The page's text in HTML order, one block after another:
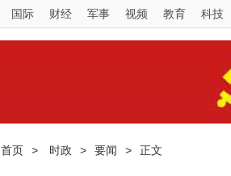
国际 财经 军事 视频 教育 科技
首页 > 时政 > 要闻 > 正文